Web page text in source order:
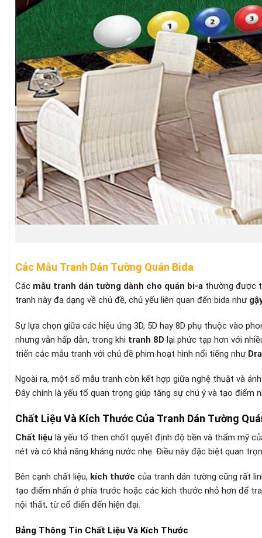
Các Mẫu Tranh Dán Tường Quán Bida
Các mẫu tranh dán tường dành cho quán bi-a thường được
tranh này đa dạng về chủ đề, chủ yếu liên quan đến bida như
Sự lựa chọn giữa các hiệu ứng 3D, 5D hay 8D phụ thuộc vào
nhưng vẫn hấp dẫn, trong khi tranh 8D lại phức tạp hơn với
triển các mẫu tranh với chủ đề phim hoạt hình nổi tiếng như
Ngoài ra, một số mẫu tranh còn kết hợp giữa nghệ thuật và
Đây chính là yếu tố quan trọng giúp tăng sự chú ý và tạo điểm
Chất Liệu Và Kích Thước Của Tranh Dán Tường
Chất liệu là yếu tố then chốt quyết định độ bền và thẩm mỹ
nét và có khả năng kháng nước nhẹ. Điều này đặc biệt quan
Bên cạnh chất liệu, kích thước của tranh dán tường cũng rất
tạo điểm nhấn ở phía trước hoặc các kích thước nhỏ hơn để
nội thất, từ cổ điển đến hiện đại.
Bảng Thông Tin Chất Liệu Và Kích Thước